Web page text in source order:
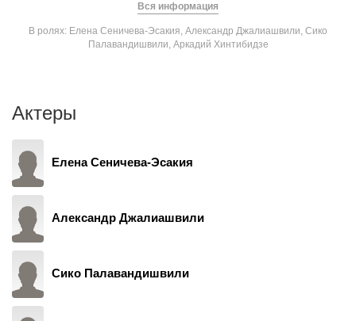
Вся информация
В ролях: Елена Сеничева-Эсакия, Александр Джалиашвили, Сико
Палавандишвили, Аркадий Хинтибидзе
Актеры
Елена Сеничева-Эсакия
Александр Джалиашвили
Сико Палавандишвили